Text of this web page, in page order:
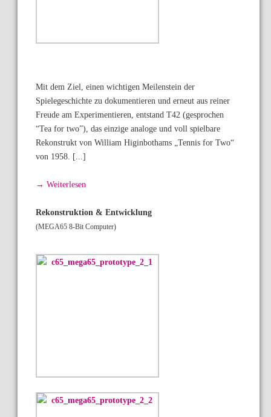
Mit dem Ziel, einen wichtigen Meilenstein der
Spielegeschichte zu dokumentieren und erneut aus reiner
Freude am Experimentieren, entstand T42 (gesprochen
“Tea for two”), das einzige analoge und voll spielbare
Rekonstrukt von William Higinbothams „Tennis for Two“
von 1958. [...]
→ Weiterlesen
Rekonstruktion & Entwicklung
(MEGA65 8-Bit Computer)